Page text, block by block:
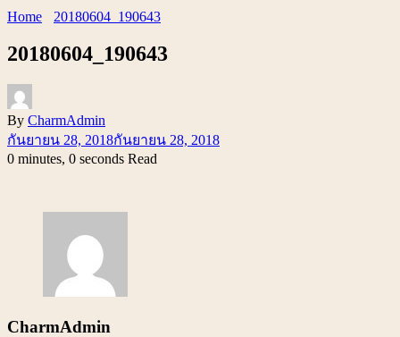
Home 20180604_190643
20180604_190643
By CharmAdmin
กันยายน 28, 2018กันยายน 28, 2018
0 minutes, 0 seconds Read
CharmAdmin